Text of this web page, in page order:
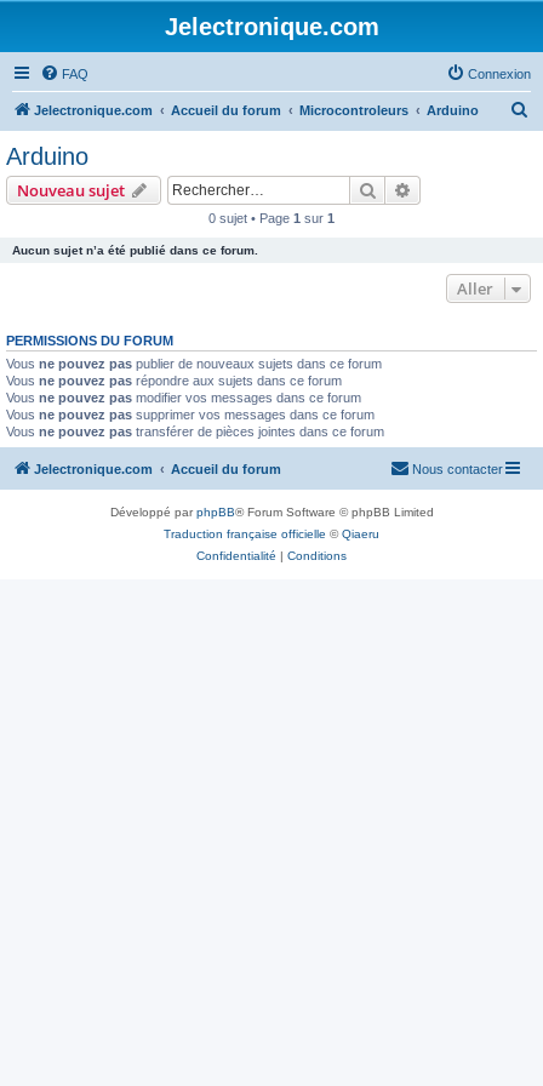
Jelectronique.com
FAQ Connexion
Jelectronique.com Accueil du forum Microcontroleurs Arduino
Arduino
Nouveau sujet Rechercher
0 sujet • Page 1 sur 1
Aucun sujet n’a été publié dans ce forum.
Aller
PERMISSIONS DU FORUM
Vous ne pouvez pas publier de nouveaux sujets dans ce forum
Vous ne pouvez pas répondre aux sujets dans ce forum
Vous ne pouvez pas modifier vos messages dans ce forum
Vous ne pouvez pas supprimer vos messages dans ce forum
Vous ne pouvez pas transférer de pièces jointes dans ce forum
Jelectronique.com Accueil du forum Nous contacter
Développé parphpBB® Forum Software © phpBB Limited
Traduction française officielle ©Qiaeru
Confidentialité | Conditions